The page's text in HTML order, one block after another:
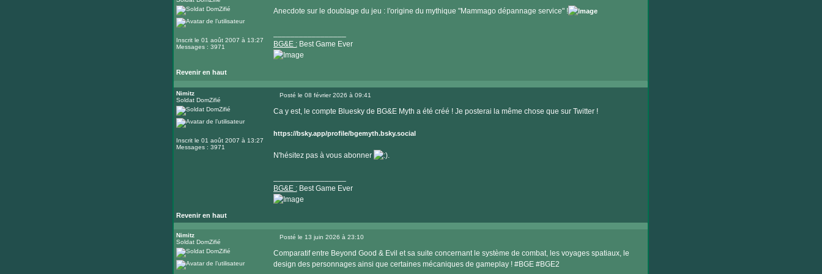
Inscrit le 01 août 2007 à 13:27
Messages : 3971
Anecdote sur le doublage du jeu : l'origine du mythique "Mammago dépannage service" !
BG&E :Best Game Ever
Revenir en haut
le
site
Nimitz
Soldat DomZifié
Inscrit le 01 août 2007 à 13:27
Messages : 3971
Posté le 08 février 2026 à 09:41
Ca y est, le compte Bluesky de BG&E Myth a été créé ! Je posterai la même chose que sur Twitter !
https://bsky.app/profile/bgemyth.bsky.social
N'hésitez pas à vous abonner .
BG&E :Best Game Ever
Revenir en haut
Visiter
site
Nimitz
Soldat DomZifié
Posté le 13 juin 2026 à 23:10
Comparatif entre Beyond Good & Evil et sa suite concernant le système de combat, les voyages spatiaux, le
design des personnages ainsi que certaines mécaniques de gameplay ! #BGE #BGE2